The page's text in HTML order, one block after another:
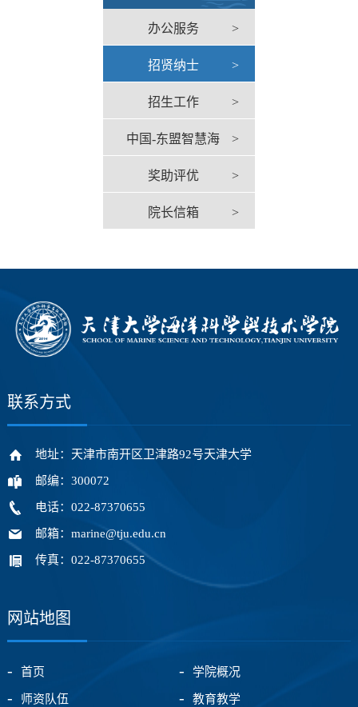
办公服务 >
招贤纳士 >
招生工作 >
中国-东盟智慧海
洋中心
>
奖助评优 >
院长信箱 >
联系方式
地址：天津市南开区卫津路92号天津大学
邮编：300072
电话：022-87370655
邮箱：marine@tju.edu.cn
传真：022-87370655
网站地图
首页 学院概况
师资队伍 教育教学